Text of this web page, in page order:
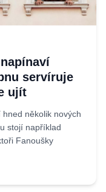
servíruje
ujít
několik nových
stojí například
Fanoušky